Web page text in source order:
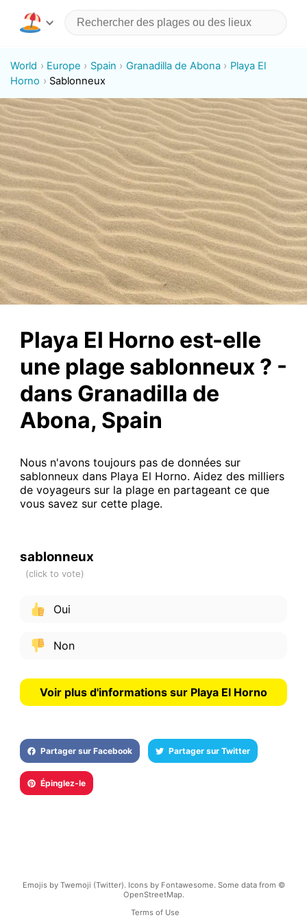
World Europe Spain Granadilla de Abona
Playa El
Horno
Sablonneux
Playa El Horno est-elle
une plage sablonneux ? -
dans Granadilla de
Abona, Spain
Nous n'avons toujours pas de données sur
sablonneux dans Playa El Horno. Aidez des milliers
de voyageurs sur la plage en partageant ce que
vous savez sur cette plage.
sablonneux
Oui
Non
Voir plus d'informations sur Playa El Horno
Partager sur Facebook Partager sur Twitter
Épinglez-le
Emojis by Twemoji (Twitter). Icons by Fontawesome. Some data from ©
OpenStreetMap.
Terms of Use